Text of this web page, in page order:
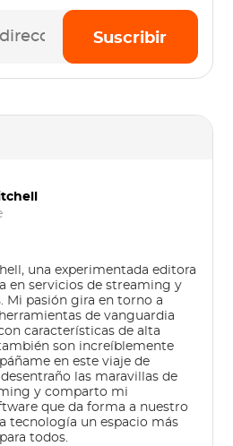
Suscribir
una experimentada editora
en servicios de streaming y
Mi pasión gira en torno a
de vanguardia
características de alta
son increíblemente
en este viaje de
las maravillas de
y comparto mi
que da forma a nuestro
tecnología un espacio más
todos.